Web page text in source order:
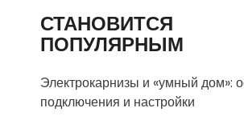
СТАНОВИТСЯ
ПОПУЛЯРНЫМ
Электрокарнизы и «умный дом»:
подключения и настройки